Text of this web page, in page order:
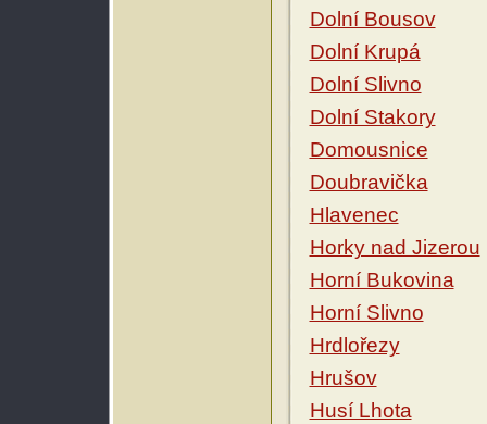
Dolní Bousov
Dolní Krupá
Dolní Slivno
Dolní Stakory
Domousnice
Doubravička
Hlavenec
Horky nad Jizerou
Horní Bukovina
Horní Slivno
Hrdlořezy
Hrušov
Husí Lhota